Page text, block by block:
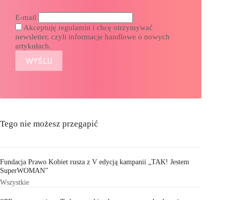
E-mail
Akceptuję regulamin i chcę otrzymywać
newsletter, czyli informacje handlowe o nowych
artykułach.
Tego nie możesz przegapić
Fundacja Prawo Kobiet rusza z V edycją kampanii „TAK! Jestem
SuperWOMAN”
Wszystkie